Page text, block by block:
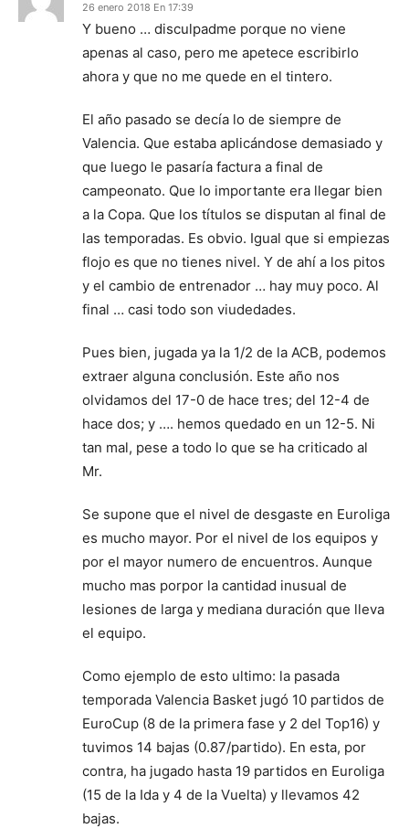
26 enero 2018 En 17:39
Y bueno … disculpadme porque no viene
apenas al caso, pero me apetece escribirlo
ahora y que no me quede en el tintero.
El año pasado se decía lo de siempre de
Valencia. Que estaba aplicándose demasiado y
que luego le pasaría factura a final de
campeonato. Que lo importante era llegar bien
a la Copa. Que los títulos se disputan al final de
las temporadas. Es obvio. Igual que si empiezas
flojo es que no tienes nivel. Y de ahí a los pitos
y el cambio de entrenador … hay muy poco. Al
final … casi todo son viudedades.
Pues bien, jugada ya la 1/2 de la ACB, podemos
extraer alguna conclusión. Este año nos
olvidamos del 17-0 de hace tres; del 12-4 de
hace dos; y …. hemos quedado en un 12-5. Ni
tan mal, pese a todo lo que se ha criticado al
Mr.
Se supone que el nivel de desgaste en Euroliga
es mucho mayor. Por el nivel de los equipos y
por el mayor numero de encuentros. Aunque
mucho mas porpor la cantidad inusual de
lesiones de larga y mediana duración que lleva
el equipo.
Como ejemplo de esto ultimo: la pasada
temporada Valencia Basket jugó 10 partidos de
EuroCup (8 de la primera fase y 2 del Top16) y
tuvimos 14 bajas (0.87/partido). En esta, por
contra, ha jugado hasta 19 partidos en Euroliga
(15 de la Ida y 4 de la Vuelta) y llevamos 42
bajas.